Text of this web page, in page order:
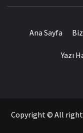
Ana Sayfa
Yazı
Copyright © All